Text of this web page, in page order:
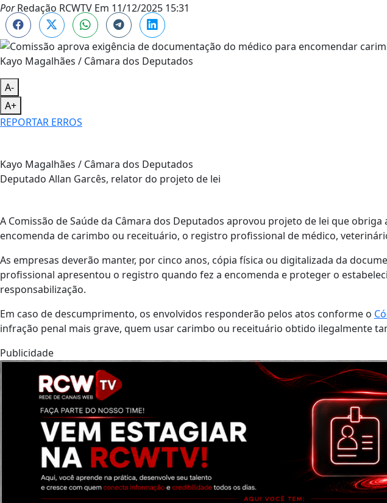
PorRedação RCWTV Em 11/12/2025 15:31
Kayo Magalhães / Câmara dos Deputados
A-
A+
REPORTAR ERROS
Kayo Magalhães / Câmara dos Deputados
Deputado Allan Garcês, relator do projeto de lei
A Comissão de Saúde da Câmara dos Deputados aprovou projeto de lei que obriga
encomenda de carimbo ou receituário, o registro profissional de médico,
As empresas deverão manter, por cinco anos, cópia física ou digitalizada da
profissional apresentou o registro quando fez a encomenda e proteger o
responsabilização.
Em caso de descumprimento, os envolvidos responderão pelos atos conforme o
infração penal mais grave, quem usar carimbo ou receituário obtido ilegalmente
Publicidade